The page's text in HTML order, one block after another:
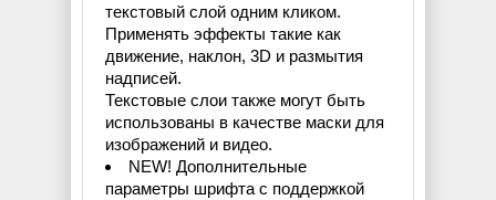
текстовый слой одним кликом.
Применять эффекты такие как
движение, наклон, 3D и размытия
надписей.
Текстовые слои также могут быть
использованы в качестве маски для
изображений и видео.
NEW! Дополнительные
параметры шрифта с поддержкой